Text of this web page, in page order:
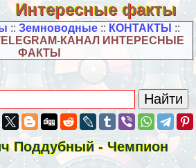
Интересные факты
:: Земноводные:: КОНТАКТЫ ::
КАНАЛ ИНТЕРЕСНЫЕ
ФАКТЫ
Поддубный - Чемпион